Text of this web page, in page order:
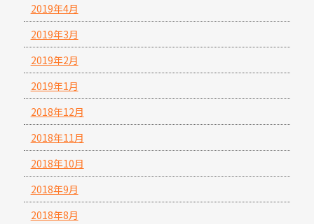
2019年4月
2019年3月
2019年2月
2019年1月
2018年12月
2018年11月
2018年10月
2018年9月
2018年8月